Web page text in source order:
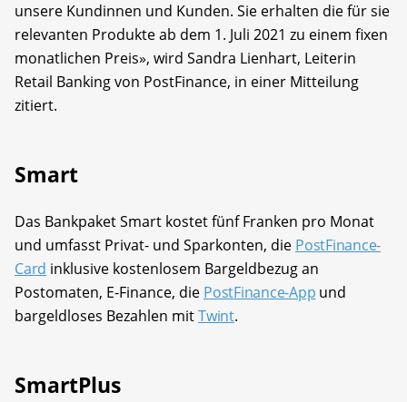
unsere Kundinnen und Kunden. Sie erhalten die für sie
relevanten Produkte ab dem 1. Juli 2021 zu einem fixen
monatlichen Preis», wird Sandra Lienhart, Leiterin
Retail Banking von PostFinance, in einer Mitteilung
zitiert.
Smart
Das Bankpaket Smart kostet fünf Franken pro Monat
und umfasst Privat- und Sparkonten, die PostFinance-
Card inklusive kostenlosem Bargeldbezug an
Postomaten, E-Finance, die PostFinance-App und
bargeldloses Bezahlen mitTwint.
SmartPlus